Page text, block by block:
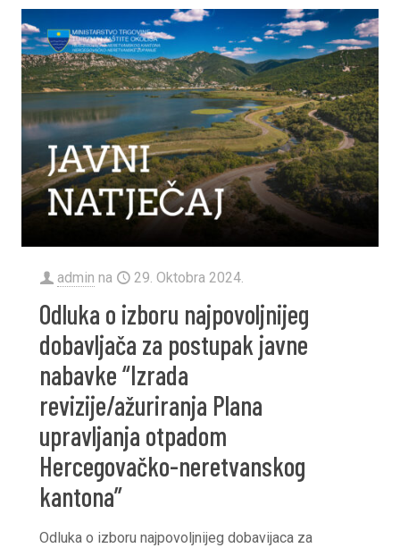
admin na 29. Oktobra 2024.
Odluka o izboru najpovoljnijeg
dobavljača za postupak javne
nabavke “Izrada
revizije/ažuriranja Plana
upravljanja otpadom
Hercegovačko-neretvanskog
kantona”
Odluka o izboru najpovoljnijeg dobavijaca za